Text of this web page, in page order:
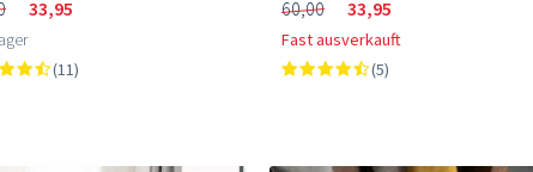
33,95
(11)
60,00 33,95
Fast ausverkauft
(5)